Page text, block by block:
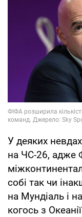
У деяких
на ЧС-26, адже
собі так чи
на Мундіаль і
когось з